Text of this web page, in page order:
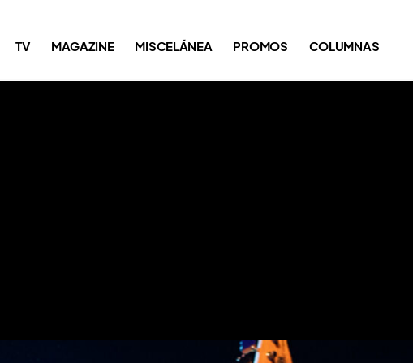
TV MAGAZINE MISCELÁNEA PROMOS COLUMNAS